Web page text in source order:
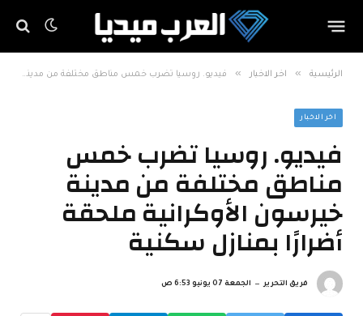
الرئيسية » اخر الاخبار » فيديو. روسيا تضرب خمس مناطق مختلفة من مدينة خيرسون الأوكرانية ملحقة أضرارًا بمنازل سكنية
اخر الاخبار
فيديو. روسيا تضرب خمس
مناطق مختلفة من مدينة
خيرسون الأوكرانية ملحقة
أضرارًا بمنازل سكنية
فريق التحرير الجمعة 07 يونيو 6:53 ص